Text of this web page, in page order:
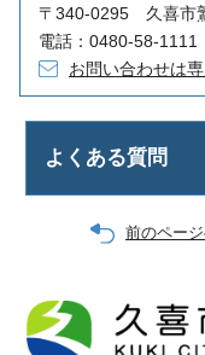
〒340-0295 久喜市
電話：0480-58-
お問い合わせは
よくある質問
前のペー